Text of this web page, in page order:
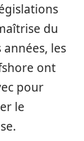
du
les
ont
pour
le